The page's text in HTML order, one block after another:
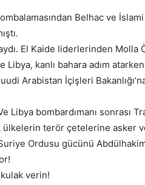
Belhac ve
El Kaide liderlerinden Molla
kanlı bahara adım
Arabistan İçişleri
bombardımanı sonrası
ülkelerin terör çetelerine asker
Ordusu gücünü
kulak verin!